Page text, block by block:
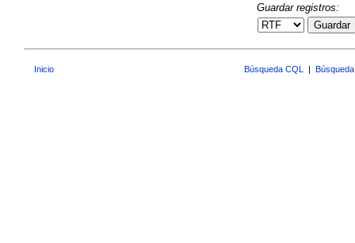
Guardar registros:
Guardar
Inicio Búsqueda CQL